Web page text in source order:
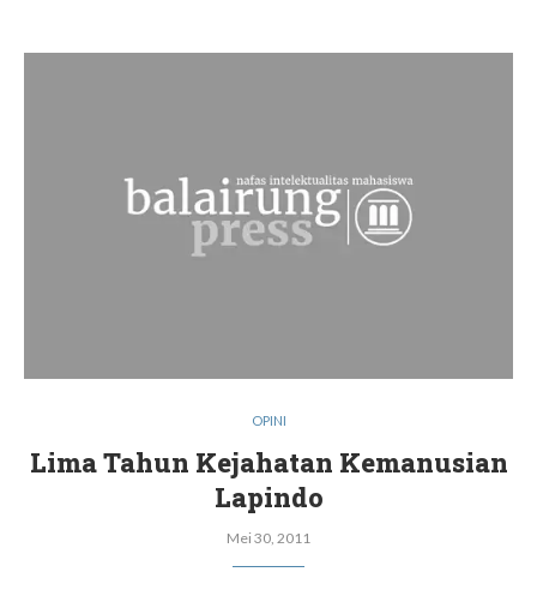
OPINI
Lima Tahun Kejahatan Kemanusian
Lapindo
Mei 30, 2011